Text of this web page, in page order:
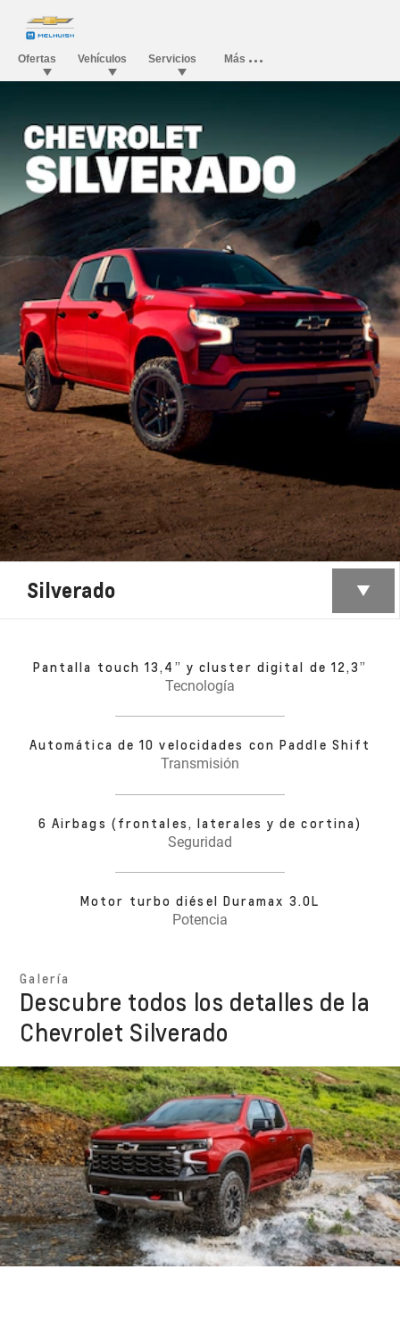
Silverado
Pantalla touch 13,4” y cluster digital de 12,3”
Tecnología
Automática de 10 velocidades con Paddle Shift
Transmisión
6 Airbags (frontales, laterales y de cortina)
Seguridad
Motor turbo diésel Duramax 3.0L
Potencia
Galería
Descubre todos los detalles de la
Chevrolet Silverado